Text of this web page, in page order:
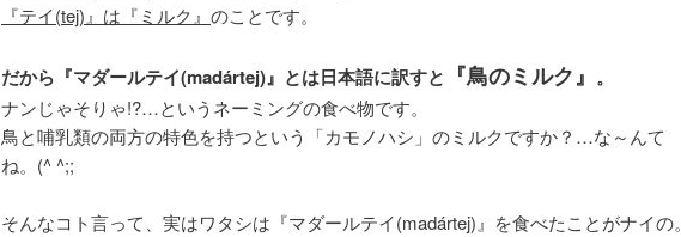
『テイ(tej)』は『ミルク』 のことです。
だから『マダールテイ(madártej)』とは日本語に訳すと 『鳥のミルク』 。
ナンじゃそりゃ!?…というネーミングの食べ物です。
鳥と哺乳類の両方の特色を持つという「カモノハシ」のミルクですか？…な～んて
ね。(^ ^;;
そんなコト言って、実はワタシは『マダールテイ(madártej)』を食べたことがナイの。